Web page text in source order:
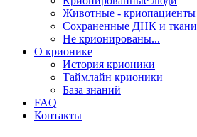
Животные - криопациенты
Сохраненные ДНК и ткани
Не крионированы...
О крионике
История крионики
Таймлайн крионики
База знаний
FAQ
Контакты